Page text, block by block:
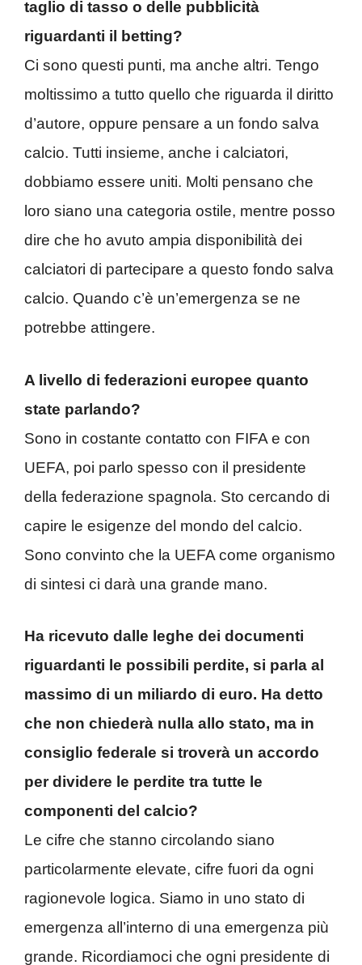
taglio di tasso o delle pubblicità
riguardanti il betting?
Ci sono questi punti, ma anche altri. Tengo
moltissimo a tutto quello che riguarda il diritto
d’autore, oppure pensare a un fondo salva
calcio. Tutti insieme, anche i calciatori,
dobbiamo essere uniti. Molti pensano che
loro siano una categoria ostile, mentre posso
dire che ho avuto ampia disponibilità dei
calciatori di partecipare a questo fondo salva
calcio. Quando c’è un’emergenza se ne
potrebbe attingere.
A livello di federazioni europee quanto
state parlando?
Sono in costante contatto con FIFA e con
UEFA, poi parlo spesso con il presidente
della federazione spagnola. Sto cercando di
capire le esigenze del mondo del calcio.
Sono convinto che la UEFA come organismo
di sintesi ci darà una grande mano.
Ha ricevuto dalle leghe dei documenti
riguardanti le possibili perdite, si parla al
massimo di un miliardo di euro. Ha detto
che non chiederà nulla allo stato, ma in
consiglio federale si troverà un accordo
per dividere le perdite tra tutte le
componenti del calcio?
Le cifre che stanno circolando siano
particolarmente elevate, cifre fuori da ogni
ragionevole logica. Siamo in uno stato di
emergenza all’interno di una emergenza più
grande. Ricordiamoci che ogni presidente di